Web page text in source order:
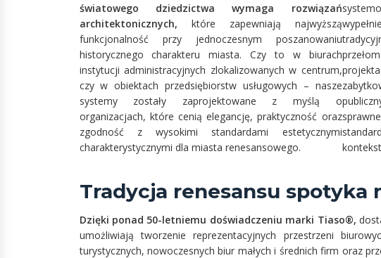
światowego dziedzictwa wymaga rozwiązań
architektonicznych, które zapewniają najwyższą
funkcjonalność przy jednoczesnym poszanowaniu
historycznego charakteru miasta. Czy to w biurach
instytucji administracyjnych zlokalizowanych w centrum,
czy w obiektach przedsiębiorstw usługowych – nasze
systemy zostały zaprojektowane z myślą o
organizacjach, które cenią elegancję, praktyczność oraz
zgodność z wysokimi standardami estetycznymi
charakterystycznymi dla miasta renesansowego.
Tradycja renesansu
Dzięki ponad 50-letniemu doświadczeniu marki Tiaso®,
umożliwiają tworzenie reprezentacyjnych przestrzeni
turystycznych, nowoczesnych biur małych i średnich firm oraz